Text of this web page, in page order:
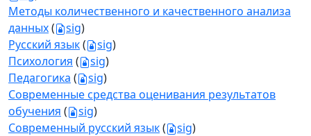
Методы количественного и качественного анализа
данных( sig)
Русский язык( sig)
Психология ( sig)
Педагогика ( sig)
Современные средства оценивания результатов
обучения ( sig)
Современный русский язык( sig)